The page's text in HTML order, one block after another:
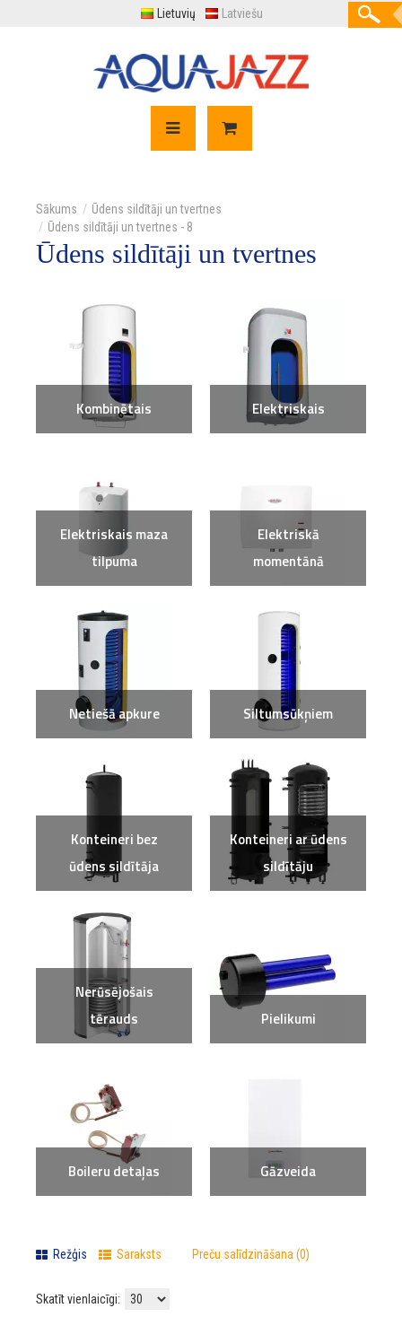
Lietuvių Latviešu
Ūdens sildītāji un tvertnes
Ūdens sildītāji un tvertnes - 8
Ūdens sildītāji un tvertnes
Kombinētais Elektriskais
Elektriskais maza
tilpuma
Elektriskā
momentānā
Netiešā apkure Siltumsūkņiem
Konteineri bez
ūdens sildītāja
Konteineri ar ūdens
sildītāju
Nerūsējošais
tērauds
Pielikumi
Boileru detaļas Gāzveida
Režģis Saraksts Preču salīdzināšana (0)
Skatīt vienlaicīgi: